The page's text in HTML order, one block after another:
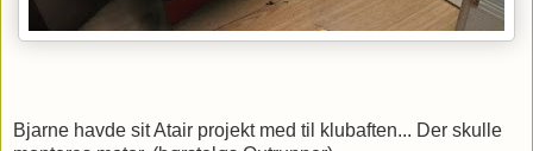
Bjarne havde sit Atair projekt med til klubaften... Der skulle